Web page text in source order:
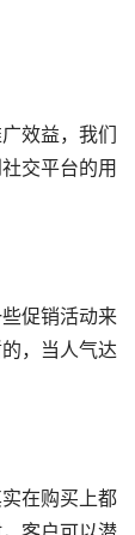
效益，我们
交平台的用
促销活动来
，当人气达
在购买上都